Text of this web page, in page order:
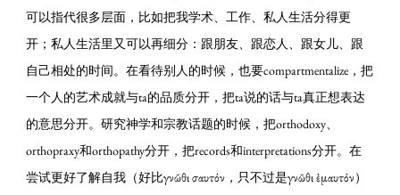
可以指代很多层面，比如把我学术、工作、私人生活分得更
开；私人生活里又可以再细分：跟朋友、跟恋人、跟女儿、跟
自己相处的时间。在看待别人的时候，也要compartmentalize，把
一个人的艺术成就与ta的品质分开，把ta说的话与ta真正想表达
的意思分开。研究神学和宗教话题的时候，把orthodoxy、
orthopraxy和orthopathy分开，把records和interpretations分开。在
尝试更好了解自我（好比γνῶθι σαυτόν，只不过是γνῶθι ἐμαυτόν）